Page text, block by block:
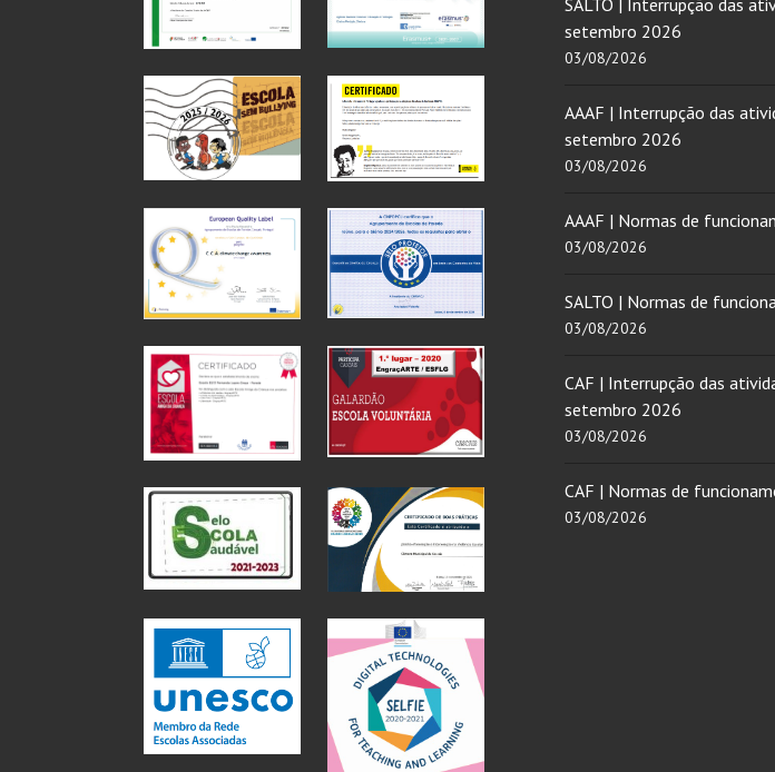
setembro 2026
03/08/2026
AAAF | Interrupção das
setembro 2026
03/08/2026
AAAF | Normas de
03/08/2026
SALTO | Normas de
03/08/2026
CAF | Interrupção das
setembro 2026
03/08/2026
CAF | Normas de
03/08/2026